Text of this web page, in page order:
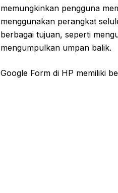
memungkinkan pengguna
menggunakan perangkat
berbagai tujuan, seperti
mengumpulkan umpan balik.
Google Form di HP memiliki